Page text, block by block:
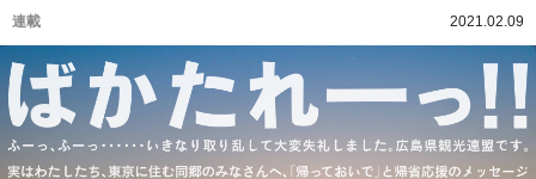
連載 2021.02.09